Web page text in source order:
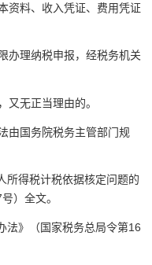
资料、收入凭证、费用凭证
办理纳税申报，经税务机关
又无正当理由的。
由国务院税务主管部门规
所得税计税依据核定问题的
）全文。
法》（国家税务总局令第16